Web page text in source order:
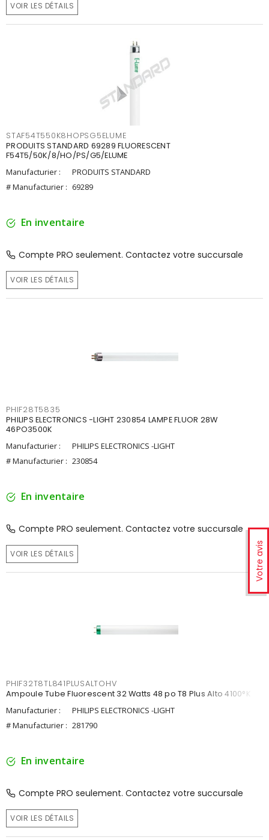
Votre avis
VOIR LES DÉTAILS
STAF54T550K8HOPSG5ELUME
PRODUITS STANDARD 69289 FLUORESCENT
F54T5/50K/8/HO/PS/G5/ELUME
Manufacturier :
PRODUITS STANDARD
# Manufacturier : 69289
En inventaire
Compte PRO seulement. Contactez votre succursale
VOIR LES DÉTAILS
PHIF28T5835
PHILIPS ELECTRONICS -LIGHT 230854 LAMPE FLUOR 28W
46PO3500K
Manufacturier :
PHILIPS ELECTRONICS -LIGHT
# Manufacturier : 230854
En inventaire
Compte PRO seulement. Contactez votre succursale
VOIR LES DÉTAILS
PHIF32T8TL841PLUSALTOHV
Ampoule Tube Fluorescent 32 Watts 48 po T8 Plus Alto 4100°K
Manufacturier :
PHILIPS ELECTRONICS -LIGHT
# Manufacturier : 281790
En inventaire
Compte PRO seulement. Contactez votre succursale
VOIR LES DÉTAILS